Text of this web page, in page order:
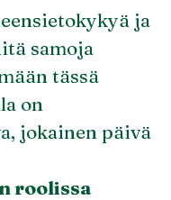
ja
samoja
tässä
on
jokainen päivä
roolissa